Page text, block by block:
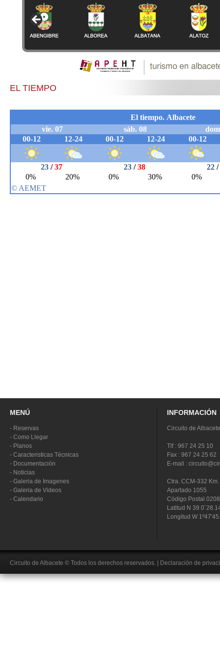
EL TIEMPO
MENÚ
- Reservas
- Como Llegar
- Planos
- Caracteristicas Técnicas
- Documentación
- Noticias
- Galeria de Imagenes
- Galeria de Videos
- Calendario
INFORMACIÓN
Circuito de Albacete
Tlf : 967 24 25 10
Fax : 967 24 25 62
E-mail :
Ctra. CCM-332
Apartado 1055
Código Postal
Latitud N 39
Longitud W
Circuito de Albacete © Todos los derechos reservados. Declaración de